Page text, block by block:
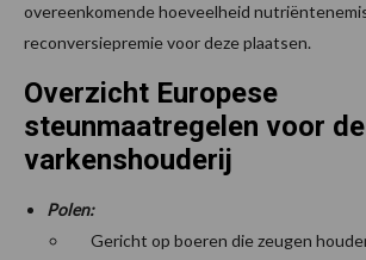
overeenkomende hoeveelheid
reconversiepremie voor deze plaatsen.
Overzicht Europese
steunmaatregelen voor de
varkenshouderij
Polen:
Gericht op boeren die zeugen